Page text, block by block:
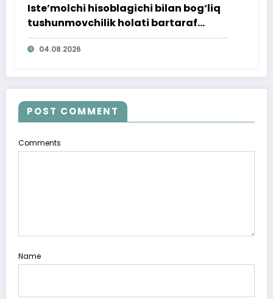
Iste’molchi hisoblagichi bilan bog‘liq
tushunmovchilik holati bartaraf
qilindi
04.08.2026
POST COMMENT
Comments
Name